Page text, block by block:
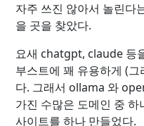
자주 쓰진 않아서 놀린다
을 곳을 찾았다.
요새 chatgpt, claude 등
부스트에 꽤 유용하게 (
다. 그래서 ollama 와
가진 수많은 도메인 중
사이트를 하나 만들었다.